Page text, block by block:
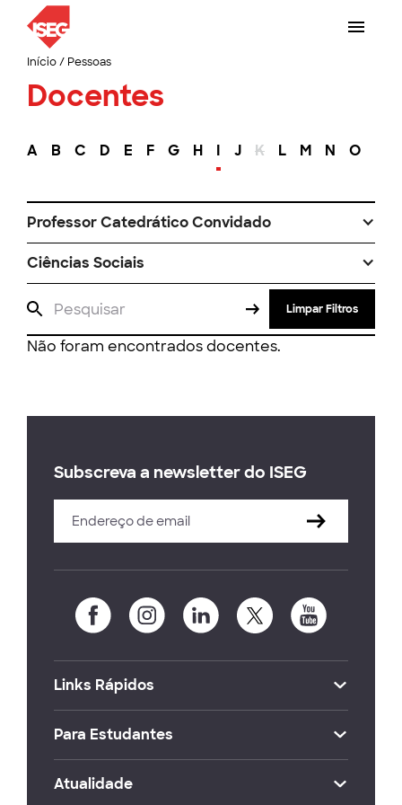
Início/ Pessoas
Docentes
A B C D E F G H I J K L M N O
Professor Catedrático Convidado
Ciências Sociais
Limpar Filtros
Não foram encontrados docentes.
Subscreva a newsletter do ISEG
Links Rápidos
Para Estudantes
Atualidade